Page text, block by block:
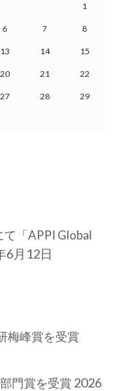
1
6 7 8
13 14 15
20 21 22
27 28 29
て「APPI Global
6月12日
梅峰賞を受賞
門賞を受賞 2026